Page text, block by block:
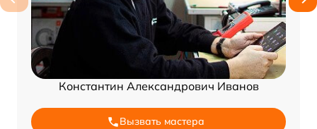
Константин Александрович Иванов
Вызвать мастера